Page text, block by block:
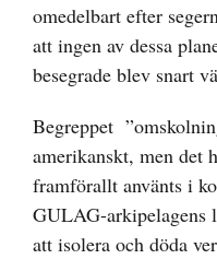
omedelbart efter
att ingen av dessa
besegrade blev snart
Begreppet
amerikanskt, men det
framförallt använts i
GULAG-arkipelagens
att isolera och döda